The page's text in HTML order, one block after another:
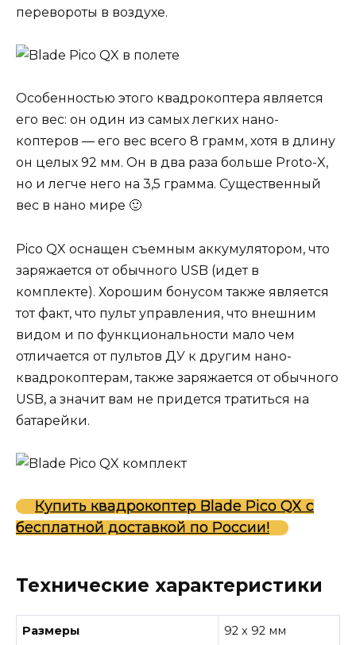
перевороты в воздухе.
Особенностью этого квадрокоптера является
его вес: он один из самых легких нано-
коптеров — его вес всего 8 грамм, хотя в длину
он целых 92 мм. Он в два раза больше Proto-X,
но и легче него на 3,5 грамма. Существенный
вес в нано мире 🙂
Pico QX оснащен съемным аккумулятором, что
заряжается от обычного USB (идет в
комплекте). Хорошим бонусом также является
тот факт, что пульт управления, что внешним
видом и по функциональности мало чем
отличается от пультов ДУ к другим нано-
квадрокоптерам, также заряжается от обычного
USB, а значит вам не придется тратиться на
батарейки.
Купить квадрокоптер Blade Pico QX с
бесплатной доставкой по России!
Технические характеристики
Размеры 92 х 92 мм